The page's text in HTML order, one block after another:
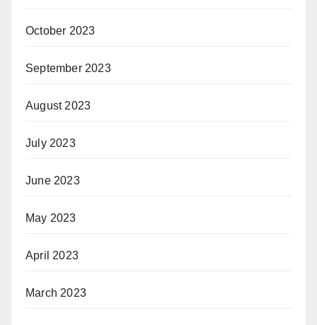
October 2023
September 2023
August 2023
July 2023
June 2023
May 2023
April 2023
March 2023